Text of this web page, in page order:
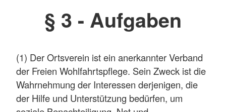
§ 3 - Aufgaben
(1) Der Ortsverein ist ein anerkannter Verband
der Freien Wohlfahrtspflege. Sein Zweck ist die
Wahrnehmung der Interessen derjenigen, die
der Hilfe und Unterstützung bedürfen, um